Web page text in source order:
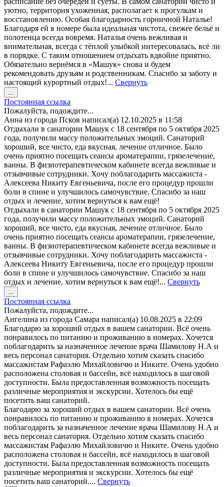
уютно, территория ухоженная, располагает к прогулкам и
восстановлению. Особая благодарность горничной Наталье!
Благодаря ей в номере была идеальная чистота, свежее бельё и
полотенца всегда вовремя. Наталья очень вежливая и
внимательная, всегда с тёплой улыбкой интересовалась, всё ли
в порядке. С таким отношением отдыхать вдвойне приятно.
Обязательно вернёмся в «Машук» снова и будем
рекомендовать друзьям и родственникам. Спасибо за заботу и
настоящий курортный отдых!... Свернуть
...
этот
метабокс
в
другое
состояние.
Постоянная ссылка
Пожалуйста, подождите...
Анна из города Псков написал(а) 12.10.2025 в 11:58
Отдыхали в санатории Машук с 18 сентября по 5 октября 2025
года, получили массу положительных эмоций. Санаторий
хороший, все чисто, еда вкусная, лечение отличное. Было
очень приятно посещать сеансы ароматерапии, грязелечение,
ванны. В физиотерапевтическом кабинете всегда вежливые и
отзывчивые сотрудники. Хочу поблагодарить массажиста -
Алексеева Никиту Евгеньевича, после его процедур прошли
боли в спине и улучшилось самочувствие. Спасибо за наш
отдых и лечение, хотим вернуться к вам ещё!
Отдыхали в санатории Машук с 18 сентября по 5 октября 2025
года, получили массу положительных эмоций. Санаторий
хороший, все чисто, еда вкусная, лечение отличное. Было
очень приятно посещать сеансы ароматерапии, грязелечение,
ванны. В физиотерапевтическом кабинете всегда вежливые и
отзывчивые сотрудники. Хочу поблагодарить массажиста -
Алексеева Никиту Евгеньевича, после его процедур прошли
боли в спине и улучшилось самочувствие. Спасибо за наш
отдых и лечение, хотим вернуться к вам ещё!... Свернуть
...
этот
метабокс
в
другое
состояние.
Постоянная ссылка
Пожалуйста, подождите...
Ангелина из города Самара написал(а) 10.08.2025 в 22:09
Благодарю за хороший отдых в вашем санатории. Всё очень
понравилось по питанию и проживанию в номерах. Хочется
поблагодарить за назначенное лечение врача Шамилову Н.А и
весь персонал санатория. Отдельно хотим сказать спасибо
массажистам Рафаэлю Михайловичю и Никите. Очень удобно
расположена столовая и бассейн, всё находилось в шаговой
доступности. Была предоставленная возможность посещать
различные мероприятия и экскурсии. Хотелось бы ещё
посетить ваш санаторий.
Благодарю за хороший отдых в вашем санатории. Всё очень
понравилось по питанию и проживанию в номерах. Хочется
поблагодарить за назначенное лечение врача Шамилову Н.А и
весь персонал санатория. Отдельно хотим сказать спасибо
массажистам Рафаэлю Михайловичю и Никите. Очень удобно
расположена столовая и бассейн, всё находилось в шаговой
доступности. Была предоставленная возможность посещать
различные мероприятия и экскурсии. Хотелось бы ещё
посетить ваш санаторий.... Свернуть